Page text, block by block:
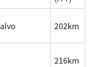
202km
216km